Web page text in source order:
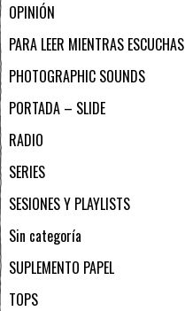
OPINIÓN
PARA LEER MIENTRAS ESCUCHAS
PHOTOGRAPHIC SOUNDS
PORTADA – SLIDE
RADIO
SERIES
SESIONES Y PLAYLISTS
Sin categoría
SUPLEMENTO PAPEL
TOPS